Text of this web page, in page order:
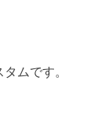
ムです。